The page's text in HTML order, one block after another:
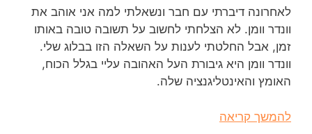
לאחרונה דיברתי עם חבר ונשאלתי למה אני אוהב את
וונדר וומן. לא הצלחתי לחשוב על תשובה טובה באותו
זמן, אבל החלטתי לענות על השאלה הזו בבלוג שלי.
וונדר וומן היא גיבורת העל האהובה עליי בגלל הכוח,
האומץ והאינטליגנציה שלה.
להמשך קריאה